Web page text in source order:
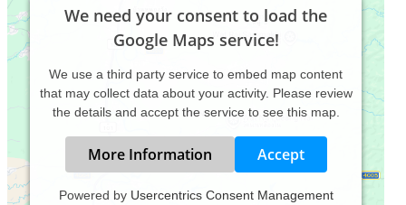
We need your consent to load the
Google Maps service!
We use a third party service to embed map content
that may collect data about your activity. Please review
the details and accept the service to see this map.
More Information Accept
Powered by Usercentrics Consent Management